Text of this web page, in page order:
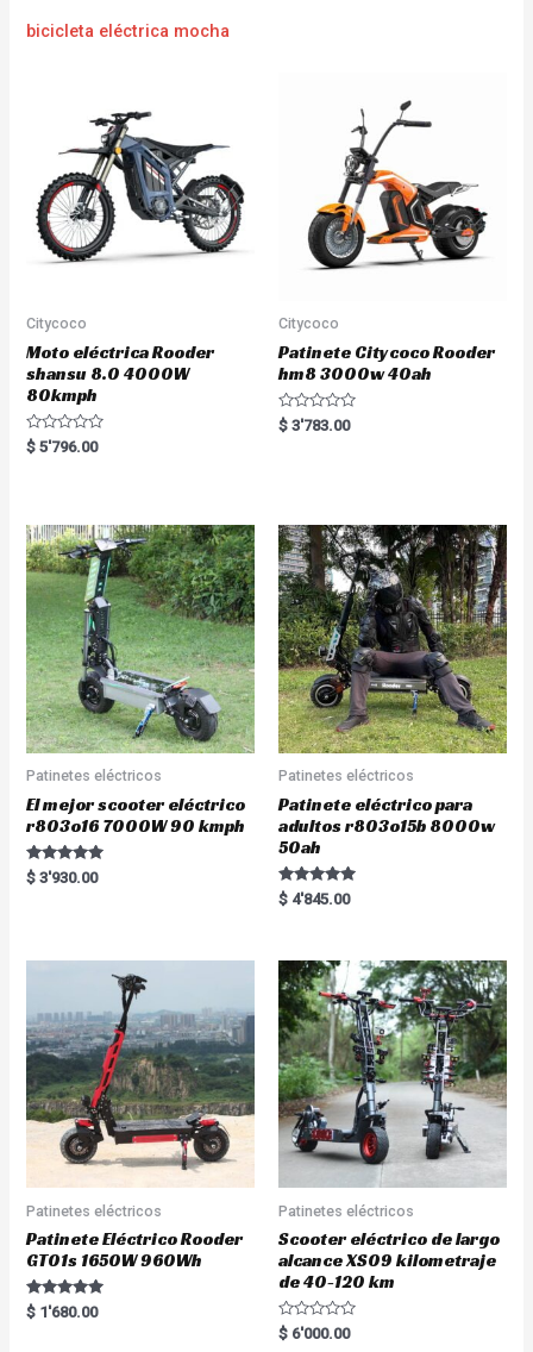
bicicleta eléctrica mocha
Citycoco
Moto eléctrica Rooder
shansu 8.0 4000W
80kmph
R
a
o
u
t
o
f
$ 5'796.00
Citycoco
Patinete Citycoco Rooder
hm8 3000w 40ah
R
a
t
o
f
5
$ 3'783.00
Patinetes eléctricos
El mejor scooter eléctrico
r803o16 7000W 90 kmph
Rated
5.00
$ 3'930.00
Patinetes eléctricos
Patinete eléctrico para
adultos r803o15b 8000w
50ah
Rated
5.00
$ 4'845.00
Patinetes eléctricos
Patinete Eléctrico Rooder
GT01s 1650W 960Wh
Rated
5.00
$ 1'680.00
Patinetes eléctricos
Scooter eléctrico de largo
alcance XS09 kilometraje
de 40-120 km
R
a
$ 6'000.00